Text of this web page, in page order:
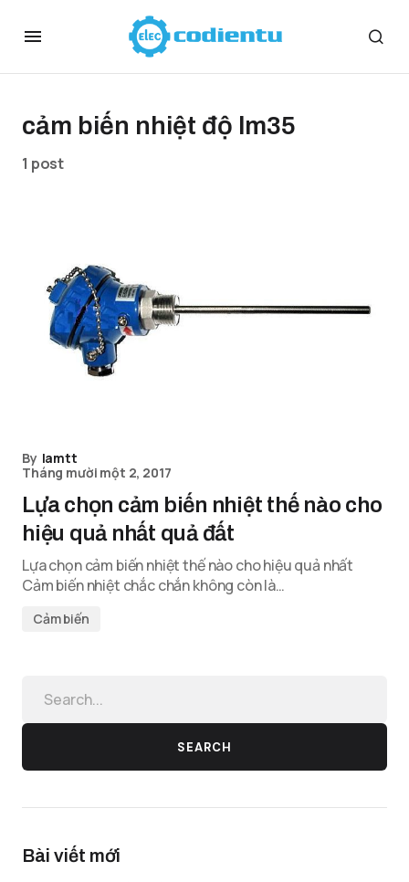
cảm biến nhiệt độ lm35
1 post
By lamtt
Tháng mười một 2, 2017
Lựa chọn cảm biến nhiệt thế nào cho
hiệu quả nhất quả đất
Lựa chọn cảm biến nhiệt thế nào cho hiệu quả nhất
Cảm biến nhiệt chắc chắn không còn là…
Cảm biến
SEARCH
Bài viết mới